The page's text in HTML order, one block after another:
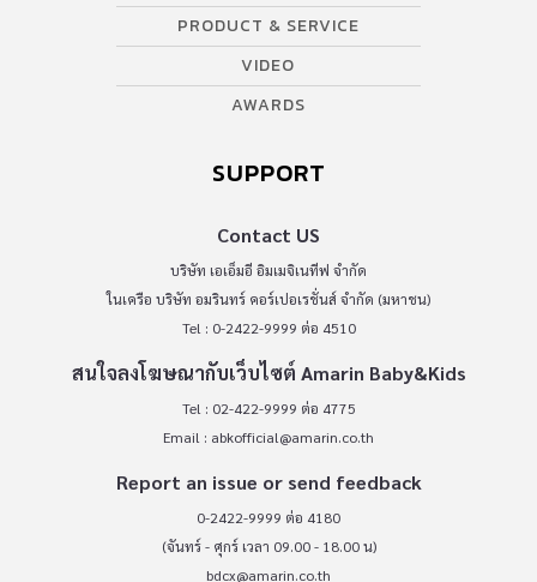
PRODUCT & SERVICE
VIDEO
AWARDS
SUPPORT
Contact US
บริษัท เอเอ็มอี อิมเมจิเนทีฟ จำกัด
ในเครือ บริษัท อมรินทร์ คอร์เปอเรชั่นส์ จำกัด (มหาชน)
Tel : 0-2422-9999 ต่อ 4510
สนใจลงโฆษณากับเว็บไซต์ Amarin Baby&Kids
Tel : 02-422-9999 ต่อ 4775
Email : abkofficial@amarin.co.th
Report an issue or send feedback
0-2422-9999 ต่อ 4180
(จันทร์ - ศุกร์ เวลา 09.00 - 18.00 น)
bdcx@amarin.co.th